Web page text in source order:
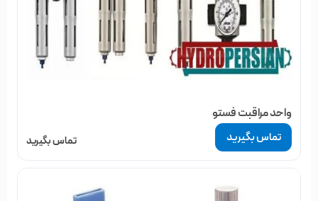
واحد مراقبت فستو
تماس بگیرید تماس بگیرید